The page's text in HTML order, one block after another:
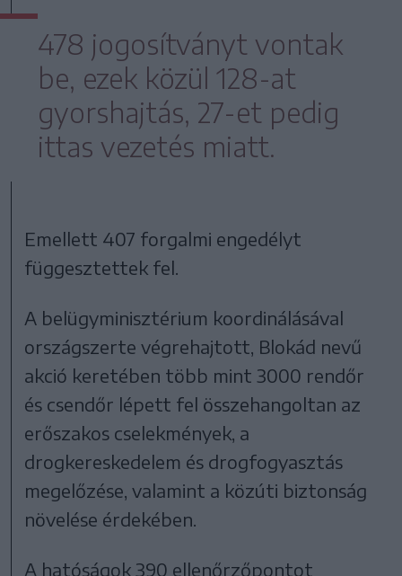
478 jogosítványt vontak
be, ezek közül 128-at
gyorshajtás, 27-et pedig
ittas vezetés miatt.
Emellett 407 forgalmi engedélyt
függesztettek fel.
A belügyminisztérium koordinálásával
országszerte végrehajtott, Blokád nevű
akció keretében több mint 3000 rendőr
és csendőr lépett fel összehangoltan az
erőszakos cselekmények, a
drogkereskedelem és drogfogyasztás
megelőzése, valamint a közúti biztonság
növelése érdekében.
A hatóságok 390 ellenőrzőpontot